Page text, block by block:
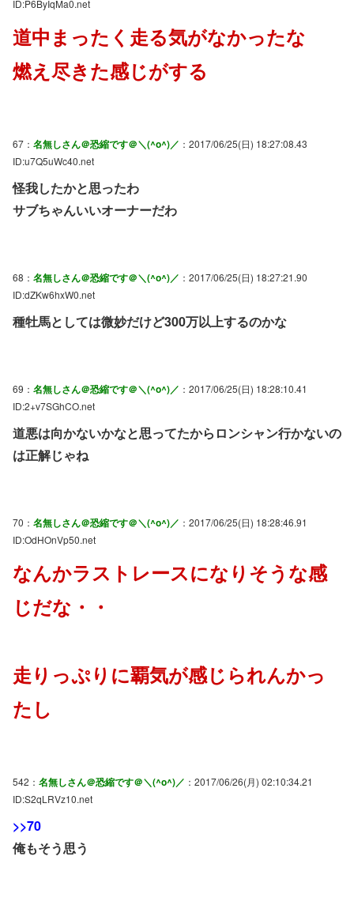
ID:P6ByIqMa0.net
道中まったく走る気がなかったな
燃え尽きた感じがする
67： 名無しさん＠恐縮です＠＼(^o^)／ ：2017/06/25(日) 18:27:08.43
ID:u7Q5uWc40.net
怪我したかと思ったわ
サブちゃんいいオーナーだわ
68： 名無しさん＠恐縮です＠＼(^o^)／ ：2017/06/25(日) 18:27:21.90
ID:dZKw6hxW0.net
種牡馬としては微妙だけど300万以上するのかな
69： 名無しさん＠恐縮です＠＼(^o^)／ ：2017/06/25(日) 18:28:10.41
ID:2+v7SGhCO.net
道悪は向かないかなと思ってたからロンシャン行かないの
は正解じゃね
70： 名無しさん＠恐縮です＠＼(^o^)／ ：2017/06/25(日) 18:28:46.91
ID:OdHOnVp50.net
なんかラストレースになりそうな感
じだな・・
走りっぷりに覇気が感じられんかっ
たし
542： 名無しさん＠恐縮です＠＼(^o^)／ ：2017/06/26(月) 02:10:34.21
ID:S2qLRVz10.net
>>70
俺もそう思う